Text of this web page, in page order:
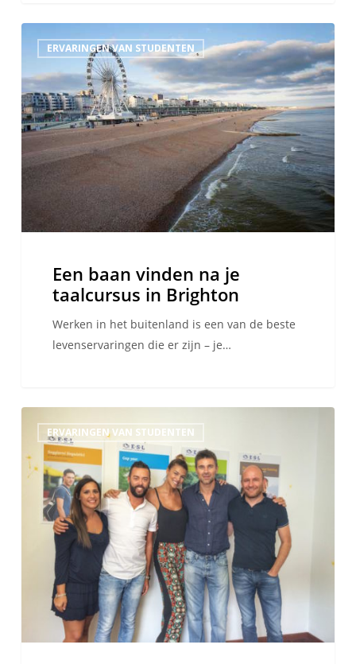
baan
vinden
na
je
taalcursus
in
Brighton
ERVARINGEN VAN STUDENTEN
Een baan vinden na je
taalcursus in Brighton
Werken in het buitenland is een van de beste
levenservaringen die er zijn – je…
Chiabotto
en
Fabio
Fulco
gingen
ERVARINGEN VAN STUDENTEN